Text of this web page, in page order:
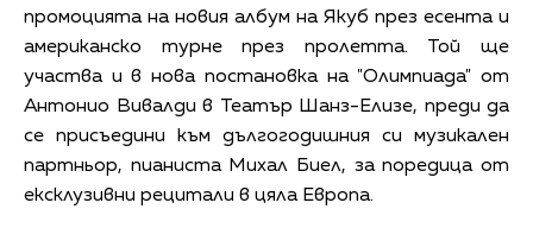
промоцията на новия албум на Якуб през есента и
американско турне през пролетта. Той ще
участва и в нова постановка на "Олимпиада" от
Антонио Вивалди в Театър Шанз-Елизе, преди да
се присъедини към дългогодишния си музикален
партньор, пианиста Михал Биел, за поредица от
ексклузивни рецитали в цяла Европа.